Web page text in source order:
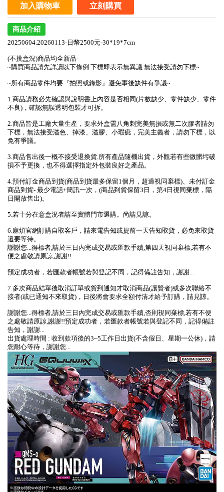
加入購物車 立刻購買
商品介紹
20250604.20260113-日幣2500元-30*19*7cm
(不挑盒況)商品均全新品-
~購買商品請先詳讀以下條例 下標即表示無異議 無法接受請勿下標~
~所有商品零件均要『拍照或錄影』避免事後缺件有爭議~
1.商品請務必先確認與說明書上內容是否相同(片數缺少、零件缺少、零件
不良)，確認無誤透明包裝才可拆。
2.商品皆是工廠大量生產，要求外盒需八角刺完美無損或無二次膠者請勿
下標，無法接受溢色、掉漆、溢膠、小瑕疵，完美主義者，請勿下標，以
免有爭議。
3.商品售出後一概不接受退換貨.所有產品隨機出貨，外觀若有些微髒圬破
損不予更換，也不得選擇指定外包裝良好之產品。
4.預付訂金商品到貨(商品到貨最多保留1個月，超過視同棄標)、未付訂金
商品到貨- 最少電話+簡訊一次，(商品到貨保留3日，第4日視同棄標，隔
日開放售出)。
5.若十分在意盒況者請至實體門市選購。尚請見諒。
6.麻煩官網訂購自取客戶，請來電告知或提前一天告知取貨，必免來取貨
還要等待。
謝謝您...得標者,請於三日內完成交易或匯款手續,第四天視同棄標,若有不
便之處敬請原諒,謝謝!!
預定成功者，若匯款者帳號若與登記不同，記得備註告知，謝謝...
7.多次商品結單後取消訂單或貨到通知才取消商品(讓賢者)或多次聯絡不
接者(或已通知不來取貨)，日後將會要求全額付清才給予訂購，請見諒。
謝謝您...得標者,請於三日內完成交易或匯款手續,否則視同棄標,若有不便
之處敬請原諒,謝謝!!預定成功者，若匯款者帳號若與登記不同，記得備註
告知，謝謝...
出貨處理時間 : 收到款項後的3~5工作日出貨(不含假日、星期一公休)，請
您耐心等待，謝謝您...